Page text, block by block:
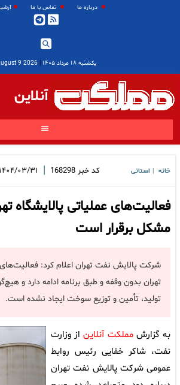
درباره ما تماس با ما
یکشنبه ۱۸ مرداد ۱۴۰۵ |
2026 August 9
آنلاین
خانه استانی کد خبر 168298
| ۱۴۰۴/۰۳/۳۱ ۱۳:۳۷
فعالیت‌های عملیاتی پالایشگاه
مشکل برقرار است
شرکت پالایش نفت تهران اعلام کرد: فعالیت‌های
تهران بدون وقفه و طبق برنامه ادامه دارد و
تولید، تأمین و توزیع سوخت ایجاد نشده است.
به گزارشمملکت آنلاین از وزارت
نفت، شاکر خفایی رئیس روابط
عمومی شرکت پالایش نفت تهران